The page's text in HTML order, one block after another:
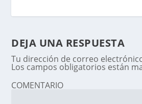
DEJA UNA RESPUESTA
Tu dirección de correo
Los campos obligatorios están
COMENTARIO